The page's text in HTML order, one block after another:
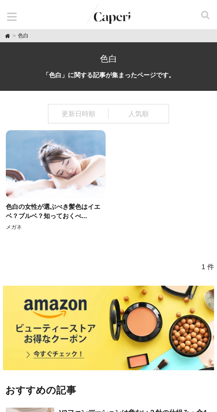
H
o
色白
色白
「色白」に関する記事が集まったページです。
更新日時順 人気順
色白の女性が選ぶべき髪色はイエ
ベ？ブルベ？知っておくべ...
メガネ
1 件
おすすめの記事